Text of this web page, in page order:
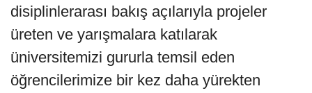
disiplinlerarası bakış açılarıyla projeler
üreten ve yarışmalara katılarak
üniversitemizi gururla temsil eden
öğrencilerimize bir kez daha yürekten